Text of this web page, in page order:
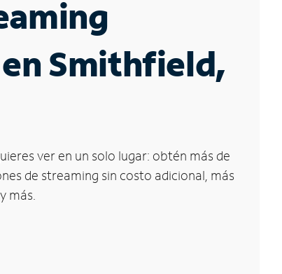
Smithfield,
ver en un solo lugar: obtén más de
de streaming sin costo adicional, más
más.